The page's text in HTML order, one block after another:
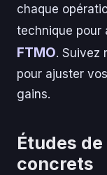
chaque
technique pour
FTMO. Suivez
pour ajuster
gains.
Études
concrets